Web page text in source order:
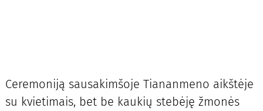
Ceremoniją sausakimšoje Tiananmeno aikštėje
su kvietimais, bet be kaukių stebėję žmonės